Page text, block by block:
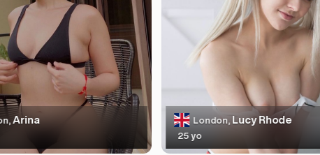
Arina London,Lucy Rhode
25 yo